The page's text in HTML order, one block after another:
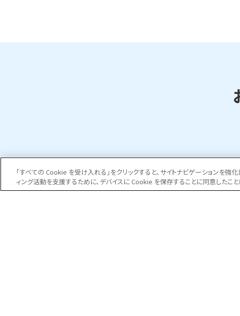
0120-
受付時間 平日
「すべての Cookie を受け入れる」をクリックすると、サイトナビゲーションを強
ィング活動を支援するために、デバイスに Cookie を保存することに同意したこと